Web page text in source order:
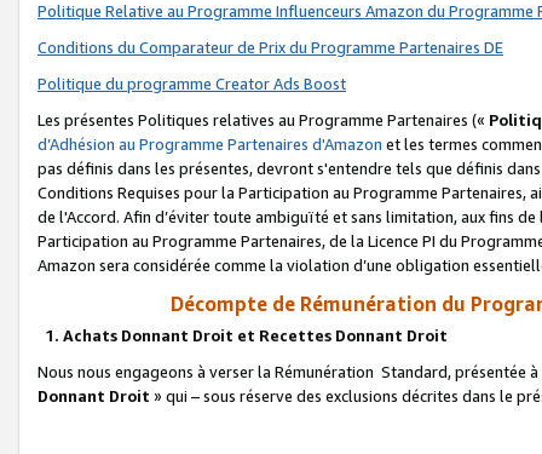
Politique Relative au Programme Influenceurs Amazon du Programme
Conditions du Comparateur de Prix du Programme Partenaires DE
Politique du programme Creator Ads Boost
Les présentes Politiques relatives au Programme Partenaires («
d’Adhésion au Programme Partenaires d'Amazon et les termes
pas définis dans les présentes, devront s'entendre tels que définis
Conditions Requises pour la Participation au Programme Partenaires,
de l'Accord. Afin d’éviter toute ambiguïté et sans limitation, aux fins
Participation au Programme Partenaires, de la Licence PI du
Amazon sera considérée comme la violation d’une obligation
Décompte de Rémunération du
1. Achats Donnant Droit et Recettes Donnant Droit
Nous nous engageons à verser la Rémunération Standard, présentée
Donnant Droit » qui – sous réserve des exclusions décrites dans le